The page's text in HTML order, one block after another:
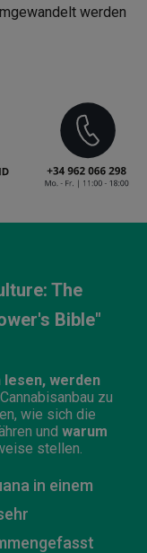
werden
The
Bible"
lesen, werden
zu
wie sich die
und warum
stellen.
in einem